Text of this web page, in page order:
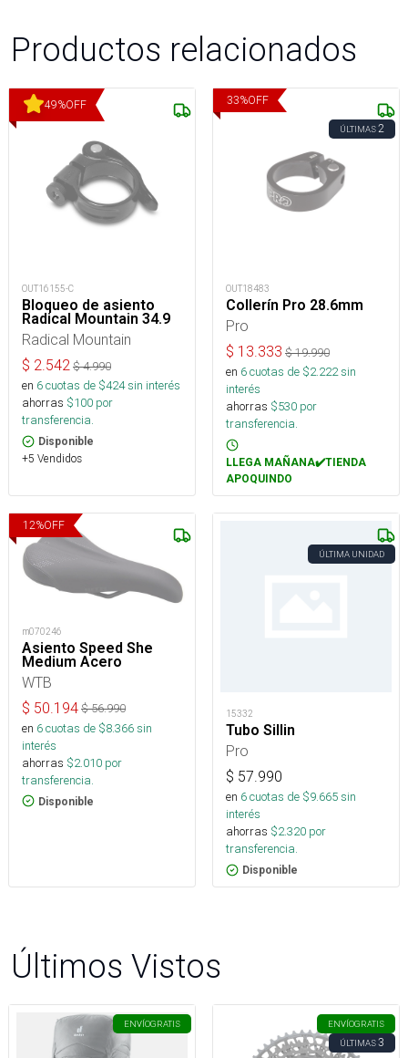
Productos relacionados
49%OFF
OUT16155-C
Bloqueo de asiento
Radical Mountain 34.9
Radical Mountain
$ 2.542 $4.990
en 6cuotas de $424sin interés
ahorras $100 por
transferencia.
Disponible
+5 Vendidos
33%OFF
ÚLTIMAS2
OUT18483
Collerín Pro 28.6mm
Pro
$ 13.333 $19.990
en 6cuotas de $2.222sin
interés
ahorras $530 por
transferencia.
LLEGA MAÑANA✔️TIENDA
APOQUINDO
12%OFF
m070246
Asiento Speed She
Medium Acero
WTB
$ 50.194 $56.990
en 6cuotas de $8.366sin
interés
ahorras $2.010 por
transferencia.
Disponible
ÚLTIMA UNIDAD
15332
Tubo Sillin
Pro
$ 57.990
en 6cuotas de $9.665sin
interés
ahorras $2.320 por
transferencia.
Disponible
Últimos Vistos
ENVÍOGRATIS ENVÍOGRATIS
ÚLTIMAS3